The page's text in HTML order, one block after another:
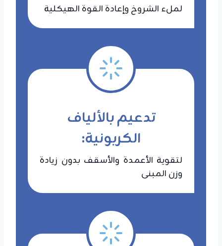
لملء الشروخ وإعادة القوة الهيكلية
تدعيم بالألياف
الكربونية:
لتقوية الأعمدة والأسقف بدون زيادة
وزن المبنى